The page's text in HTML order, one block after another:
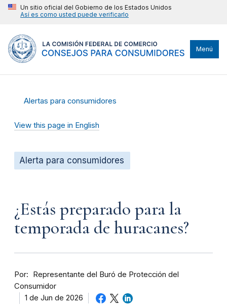
Un sitio oficial del Gobierno de los Estados Unidos
Así es como usted puede verificarlo
Menú
Alertas para consumidores
View this page in English
Alerta para consumidores
¿Estás preparado para la
temporada de huracanes?
Por
Representante del Buró de Protección del
Consumidor
1 de Jun de 2026